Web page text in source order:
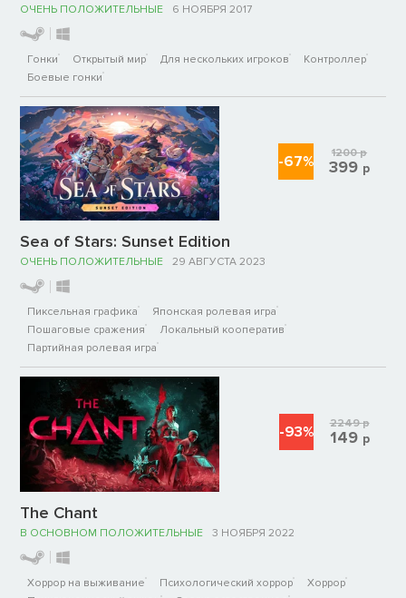
ОЧЕНЬ ПОЛОЖИТЕЛЬНЫЕ 6 НОЯБРЯ 2017
Гонки Открытый мир Для нескольких игроков
Контроллер
Боевые гонки
Sea of Stars: Sunset Edition
ОЧЕНЬ ПОЛОЖИТЕЛЬНЫЕ 29 АВГУСТА 2023
Пиксельная графика
Японская ролевая игра
Пошаговые сражения
Локальный кооператив
Партийная ролевая игра
-67% 1200р
399 р
The Chant
В ОСНОВНОМ ПОЛОЖИТЕЛЬНЫЕ 3 НОЯБРЯ 2022
Хоррор на выживание Психологический хоррор
Хоррор
-93% 2249р
149 р